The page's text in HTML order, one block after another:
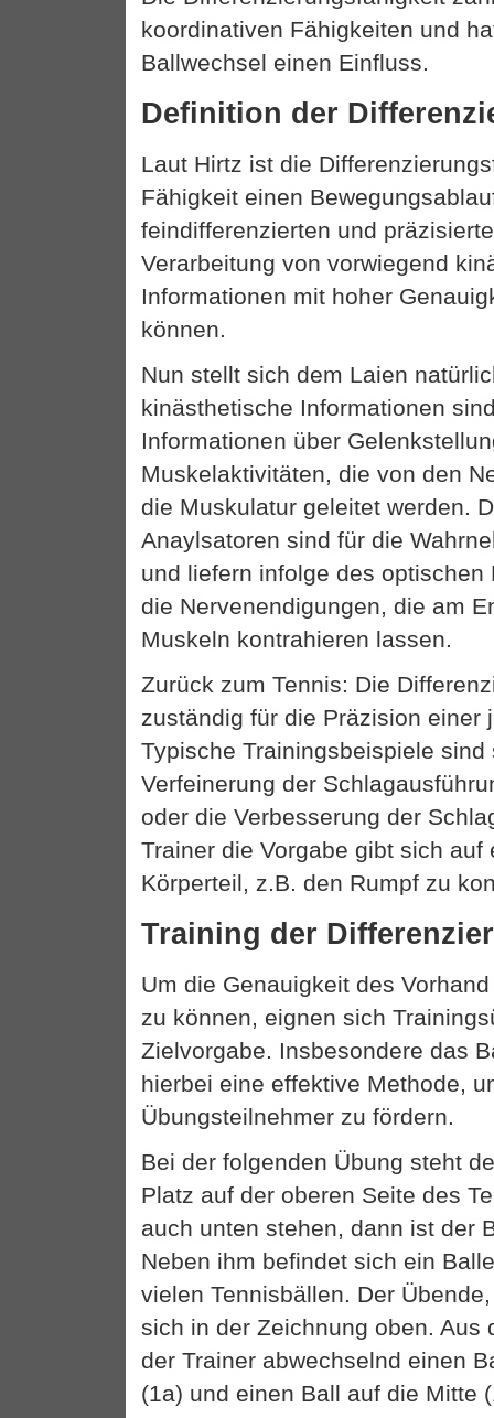
koordinativen Fähigkeiten und
Ballwechsel einen Einfluss.
Definition der
Laut Hirtz ist die
Fähigkeit einen
feindifferenzierten und
Verarbeitung von vorwiegend
Informationen mit hoher
können.
Nun stellt sich dem Laien
kinästhetische Informationen
Informationen über
Muskelaktivitäten, die von den
die Muskulatur geleitet werden.
Anaylsatoren sind für die
und liefern infolge des
die Nervenendigungen, die am
Muskeln kontrahieren lassen.
Zurück zum Tennis: Die
zuständig für die Präzision einer
Typische Trainingsbeispiele sind
Verfeinerung der
oder die Verbesserung der
Trainer die Vorgabe gibt sich auf
Körperteil, z.B. den Rumpf zu
Training der
Um die Genauigkeit des
zu können, eignen sich
Zielvorgabe. Insbesondere das
hierbei eine effektive Methode,
Übungsteilnehmer zu fördern.
Bei der folgenden Übung steht
Platz auf der oberen Seite des
auch unten stehen, dann ist der
Neben ihm befindet sich ein
vielen Tennisbällen. Der
sich in der Zeichnung oben. Aus
der Trainer abwechselnd einen
(1a) und einen Ball auf die Mitte